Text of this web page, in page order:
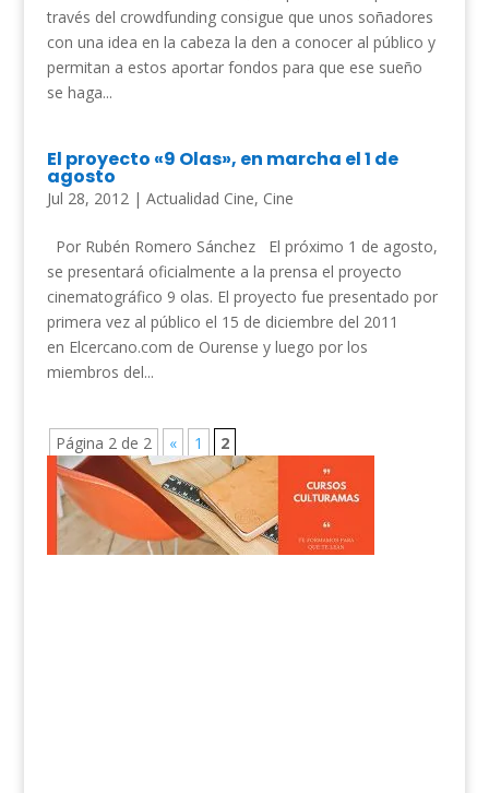
través del crowdfunding consigue que unos soñadores
con una idea en la cabeza la den a conocer al público y
permitan a estos aportar fondos para que ese sueño
se haga...
El proyecto «9 Olas», en marcha el 1 de
agosto
Jul 28, 2012| Actualidad Cine, Cine
Por Rubén Romero Sánchez El próximo 1 de agosto,
se presentará oficialmente a la prensa el proyecto
cinematográfico 9 olas. El proyecto fue presentado por
primera vez al público el 15 de diciembre del 2011
en Elcercano.com de Ourense y luego por los
miembros del...
Página 2 de 2 « 1 2